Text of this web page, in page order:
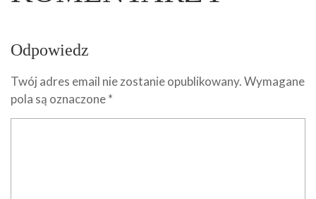
Odpowiedz
Twój adres email nie zostanie opublikowany.Wymagane
pola są oznaczone*